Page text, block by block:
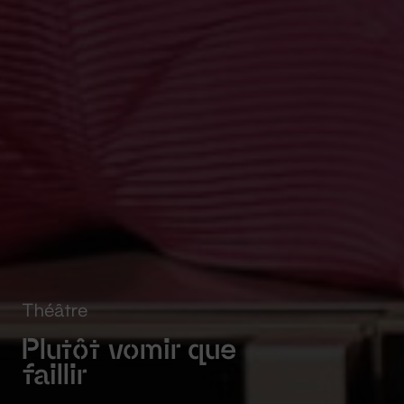
Théâtre
Plutôt vomir que
faillir